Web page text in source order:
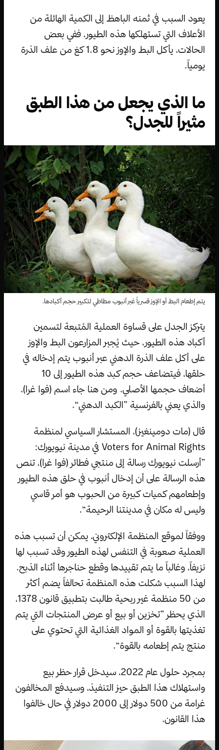
يعود السبب في ثمنه الباهظ إلى الكمية الهائلة من
الأعلاف التي تستهلكها هذه الطيور، ففي بعض
الحالات، يأكل البط والإوز نحو 1.8 كغ من علف الذرة
يومياً.
ما الذي يجعل من هذا الطبق
مثيراً للجدل؟
يتم إطعام البط أو الإوز قسرياً غبر أنبوب مطاطي لتكبير حجم أكبادها.
يتركز الجدل على قساوة العملية المُتبعة لتسمين
أكباد هذه الطيور، حيث يُجبر المزارعون البط والإوز
على أكل علف الذرة الدهني عبر أنبوب يتم إدخاله في
حلقها، فيتضاعف حجم كبد هذه الطيور إلى 10
أضعاف حجمها الأصلي. ومن هنا جاء اسم (فوا غرا)،
والذي يعني بالفرنسية ”الكبد الدهني“.
قال (مات دومينغيز)، المستشار السياسي لمنظمة
Voters for Animal Rights في مدينة نيويورك:
”أرسلت نيويورك رسالة إلى منتجي فطائر (فوا غرا)، تنص
هذه الرسالة على أن إدخال أنبوب في حلق هذه الطيور
وإطعامهم كميات كبيرة من الحبوب هو أمر قاسي
وليس له مكان في مدينتنا الرحيمة“.
ووفقاً لموقع المنظمة الإلكتروني، يمكن أن تسبب هذه
العملية صعوبة في التنفس لهذه الطيور وقد تسبب لها
نزيفاً، وغالباً ما يتم تقييدها وقطع حناجرها أثناء الذبح.
لهذا السبب شكلت هذه المنظمة تحالفاً يضم أكثر
من 50 منظمة غير ربحية طالبت بتطبيق قانون 1378،
الذي يحظر ”تخزين أو بيع أو عرض المنتجات التي يتم
تغذيتها بالقوة أو المواد الغذائية التي تحتوي على
منتج يتم إطعامه بالقوة“.
بمجرد حلول عام 2022، سيدخل قرار حظر بيع
واستهلاك هذا الطبق حيز التنفيذ، وسيدفع المخالفون
غرامة من 500 دولار إلى 2000 دولار في حال خالفوا
هذا القانون.